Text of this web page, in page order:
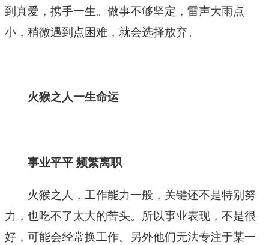
到真爱，携手一生。做事不够坚定，雷声大雨点
小，稍微遇到点困难，就会选择放弃。
火猴之人一生命运
事业平平 频繁离职
火猴之人，工作能力一般，关键还不是特别努
力，也吃不了太大的苦头。所以事业表现，不是很
好，可能会经常换工作。另外他们无法专注于某一